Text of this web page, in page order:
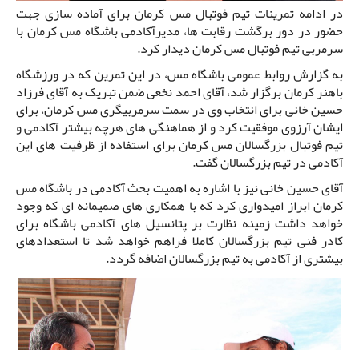
در ادامه تمرینات تیم فوتبال مس کرمان برای آماده سازی جهت
حضور در دور برگشت رقابت ها، مدیرآکادمی باشگاه مس کرمان با
سرمربی تیم فوتبال مس کرمان دیدار کرد.
به گزارش روابط عمومی باشگاه مس، در این تمرین که در ورزشگاه
باهنر کرمان برگزار شد، آقای احمد نخعی ضمن تبریک به آقای فرزاد
حسین خانی برای انتخاب وی در سمت سرمربیگری مس کرمان، برای
ایشان آرزوی موفقیت کرد و از هماهنگی های هرچه بیشتر آکادمی و
تیم فوتبال بزرگسالان مس کرمان برای استفاده از ظرفیت های این
آکادمی در تیم بزرگسالان گفت.
آقای حسین خانی نیز با اشاره به اهمیت بحث آکادمی در باشگاه مس
کرمان ابراز امیدواری کرد که با همکاری های صمیمانه ای که وجود
خواهد داشت زمینه نظارت بر پتانسیل های آکادمی باشگاه برای
کادر فنی تیم بزرگسالان کاملا فراهم خواهد شد تا استعدادهای
بیشتری از آکادمی به تیم بزرگسالان اضافه گردد.